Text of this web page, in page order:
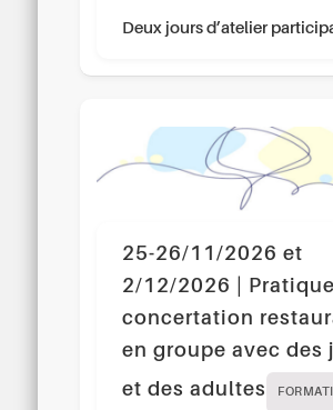
Deux jours d’atelier
25-26/11/2026 et
2/12/2026 |
concertation
en groupe avec des
et des adultes